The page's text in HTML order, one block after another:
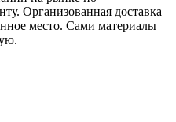
Организованная доставка
место. Сами материалы